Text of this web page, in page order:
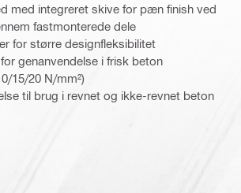
med integreret skive for pæn finish ved
fastmonterede dele
for større designfleksibilitet
genanvendelse i frisk beton
15/20 N/mm²)
til brug i revnet og ikke-revnet beton